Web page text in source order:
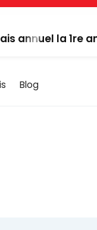
annuel la 1re
Blog